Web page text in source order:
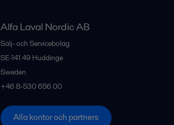
Alfa Laval Nordic AB
Sälj- och Servicebolag
SE-141 49 Huddinge
Sweden
+46 8-530 656 00
Alla kontor och partners